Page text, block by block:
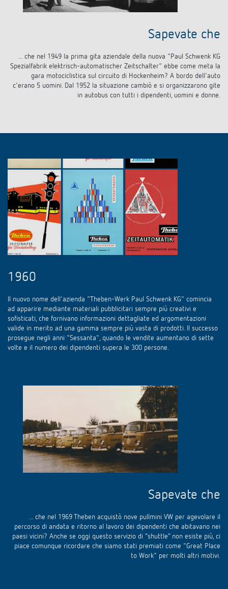
Sapevate che
... che nel 1949 la prima gita aziendale della nuova "Paul Schwenk KG
Spezialfabrik elektrisch-automatischer Zeitschalter" ebbe come meta la
gara motociclistica sul circuito di Hockenheim? A bordo dell'auto
c'erano 5 uomini. Dal 1952 la situazione cambiò e si organizzarono gite
in autobus con tutti i dipendenti, uomini e donne.
1960
Il nuovo nome dell'azienda "Theben-Werk Paul Schwenk KG" comincia
ad apparire mediante materiali pubblicitari sempre più creativi e
sofisticati, che fornivano informazioni dettagliate ed argomentazioni
valide in merito ad una gamma sempre più vasta di prodotti. Il successo
prosegue negli anni "Sessanta", quando le vendite aumentano di sette
volte e il numero dei dipendenti supera le 300 persone.
Sapevate che
... che nel 1969 Theben acquistò nove pullmini VW per agevolare il
percorso di andata e ritorno al lavoro dei dipendenti che abitavano nei
paesi vicini? Anche se oggi questo servizio di “shuttle” non esiste più, ci
piace comunque ricordare che siamo stati premiati come "Great Place
to Work" per molti altri motivi.